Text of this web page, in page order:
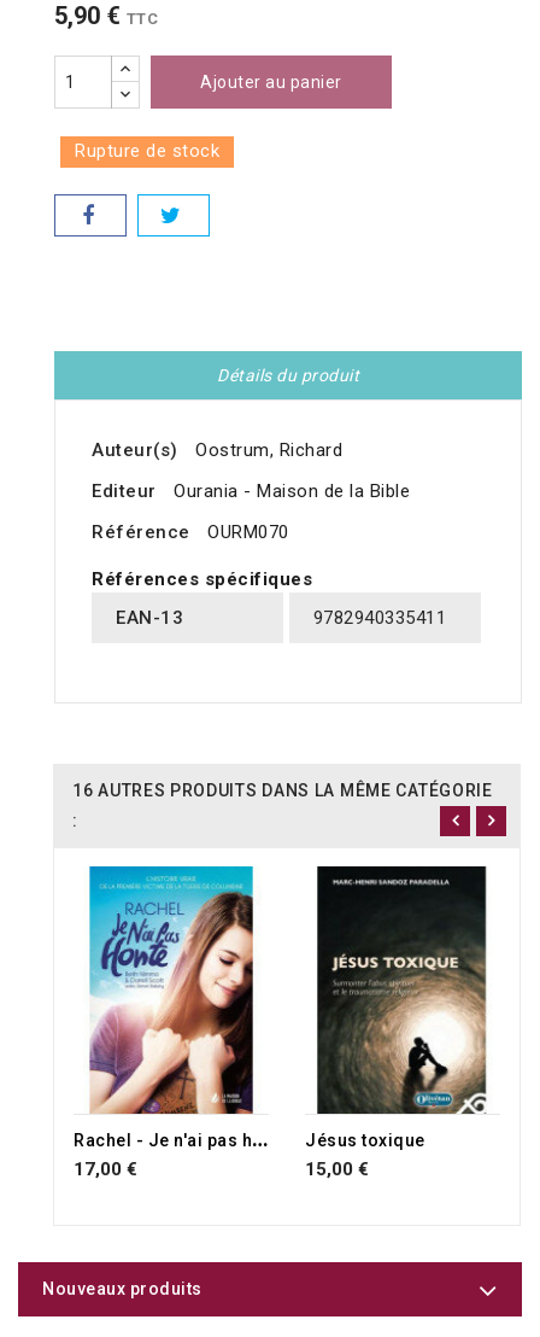
5,90 € TTC
Ajouter au panier
Rupture de stock
Détails du produit
Auteur(s)
Oostrum, Richard
Editeur
Ourania - Maison de la Bible
Référence
OURM070
Références spécifiques
EAN-13
9782940335411
16 AUTRES PRODUITS DANS LA MÊME CATÉGORIE
:
R
achel - Je n'ai pas honte
17,00 €
Jésus toxique
15,00 €
Nouveaux produits